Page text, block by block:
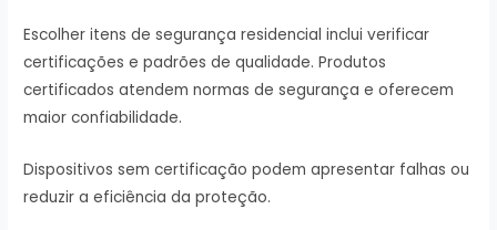
Escolher itens de segurança residencial inclui verificar
certificações e padrões de qualidade. Produtos
certificados atendem normas de segurança e oferecem
maior confiabilidade.
Dispositivos sem certificação podem apresentar falhas ou
reduzir a eficiência da proteção.